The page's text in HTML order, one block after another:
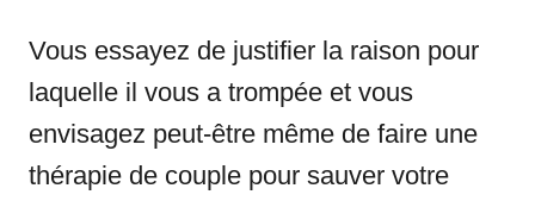
Vous essayez de justifier la raison pour
laquelle il vous a trompée et vous
envisagez peut-être même de faire une
thérapie de couple pour sauver votre